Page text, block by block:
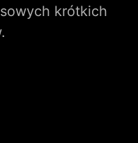
krótkich